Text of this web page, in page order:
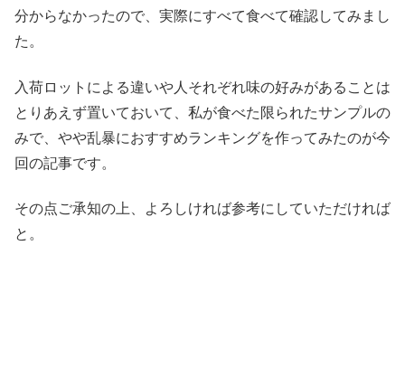
分からなかったので、実際にすべて食べて確認してみまし
た。
入荷ロットによる違いや人それぞれ味の好みがあることは
とりあえず置いておいて、私が食べた限られたサンプルの
みで、やや乱暴におすすめランキングを作ってみたのが今
回の記事です。
その点ご承知の上、よろしければ参考にしていただければ
と。